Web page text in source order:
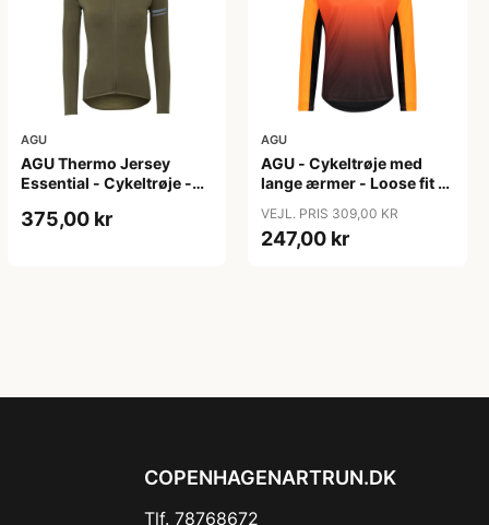
AGU
AGU Thermo Jersey
Essential - Cykeltrøje -
XXL
375,00 kr
AGU
AGU - Cykeltrøje med
lange ærmer - Loose fit -
S
VEJL. PRIS 309,00 KR
247,00 kr
COPENHAGENARTRUN.DK
Tlf. 78768672